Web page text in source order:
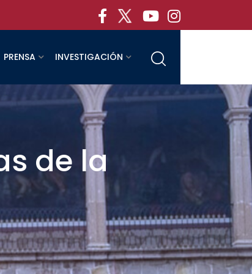
PRENSA INVESTIGACIÓN
de la